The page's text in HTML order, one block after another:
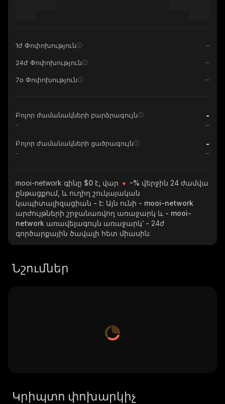
1ժ Փոփոխություն
24ժ Փոփոխություն
7օ Փոփոխություն
Բոլոր ժամանակների բարձրագույն -
-
Բոլոր ժամանակների ցածրագույն -
-
mooi-network գինը $0 է, վար -% վերջին 24 ժամվա
ընթացքում, և ուղիղ շուկայական
կապիտալիզացիան - է: Այն ունի - mooi-network
արժույթների շրջանառվող առաջարկ և - mooi-
network առավելագույն առաջարկ՝ - 24ժ
գործարքային ծավալի հետ միասին:
Նշումներ
Կրիպտո փոխարկիչ